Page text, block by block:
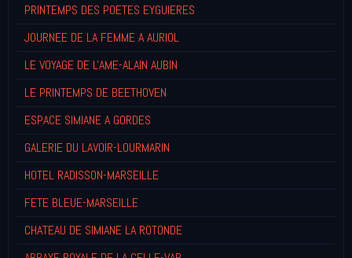
PRINTEMPS DES POETES EYGUIERES
JOURNEE DE LA FEMME A AURIOL
LE VOYAGE DE L'AME-ALAIN AUBIN
LE PRINTEMPS DE BEETHOVEN
ESPACE SIMIANE A GORDES
GALERIE DU LAVOIR-LOURMARIN
HOTEL RADISSON-MARSEILLE
FETE BLEUE-MARSEILLE
CHATEAU DE SIMIANE LA ROTONDE